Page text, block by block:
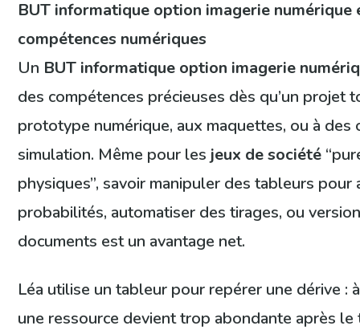
BUT informatique option imagerie numérique
compétences numériques
Un BUT informatique option imagerie
des compétences précieuses dès qu’un projet
prototype numérique, aux maquettes, ou à des
simulation. Même pour les jeux de société
physiques”, savoir manipuler des tableurs pour
probabilités, automatiser des tirages, ou
documents est un avantage net.
Léa utilise un tableur pour repérer une dérive :
une ressource devient trop abondante après le